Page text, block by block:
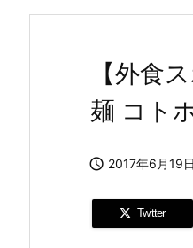
【外食
麺 コト
 2017年6月19日
Twitter